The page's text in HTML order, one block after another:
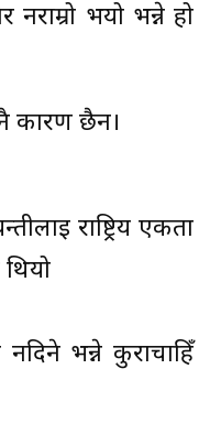
भयो भन्ने हो
कारण छैन।
राष्ट्रिय एकता
भन्ने कुराचाहिँ